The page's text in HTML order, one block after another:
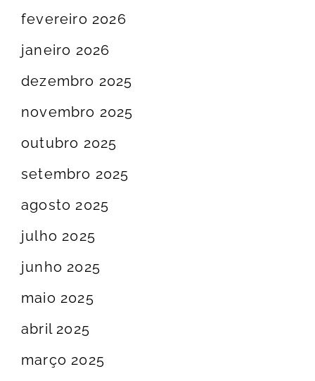
fevereiro 2026
janeiro 2026
dezembro 2025
novembro 2025
outubro 2025
setembro 2025
agosto 2025
julho 2025
junho 2025
maio 2025
abril 2025
março 2025